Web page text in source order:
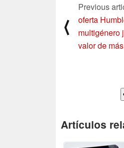
⟨
Previous
oferta
multigénero
valor de
Artículos